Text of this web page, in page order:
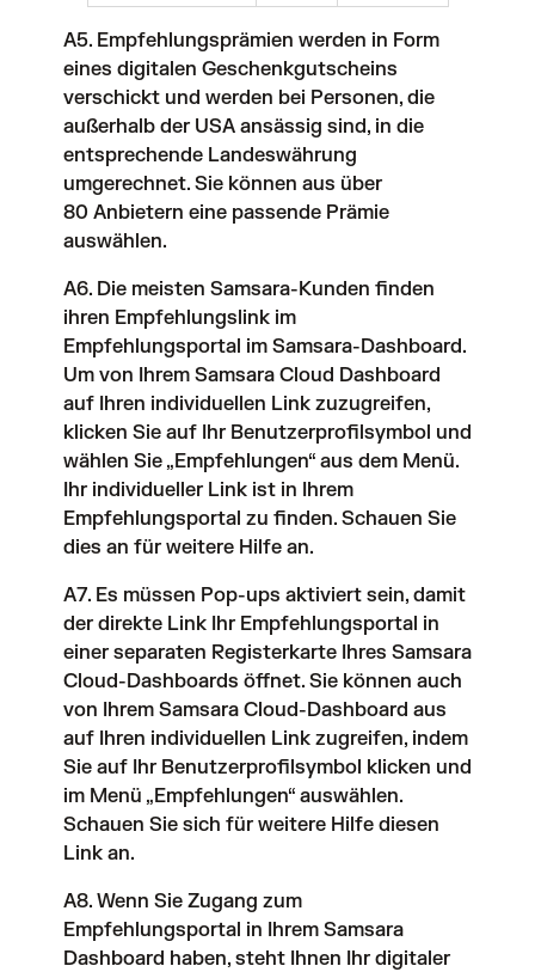
A5. Empfehlungsprämien werden in Form
eines digitalen Geschenkgutscheins
verschickt und werden bei Personen, die
außerhalb der USA ansässig sind, in die
entsprechende Landeswährung
umgerechnet. Sie können aus über
80 Anbietern eine passende Prämie
auswählen.
A6. Die meisten Samsara-Kunden finden
ihren Empfehlungslink im
Empfehlungsportal im Samsara-Dashboard.
Um von Ihrem Samsara Cloud Dashboard
auf Ihren individuellen Link zuzugreifen,
klicken Sie auf Ihr Benutzerprofilsymbol und
wählen Sie „Empfehlungen“ aus dem Menü.
Ihr individueller Link ist in Ihrem
Empfehlungsportal zu finden. Schauen Sie
dies an für weitere Hilfe an.
A7. Es müssen Pop-ups aktiviert sein, damit
der direkte Link Ihr Empfehlungsportal in
einer separaten Registerkarte Ihres Samsara
Cloud-Dashboards öffnet. Sie können auch
von Ihrem Samsara Cloud-Dashboard aus
auf Ihren individuellen Link zugreifen, indem
Sie auf Ihr Benutzerprofilsymbol klicken und
im Menü „Empfehlungen“ auswählen.
Schauen Sie sich für weitere Hilfe diesen
Linkan.
A8. Wenn Sie Zugang zum
Empfehlungsportal in Ihrem Samsara
Dashboard haben, steht Ihnen Ihr digitaler